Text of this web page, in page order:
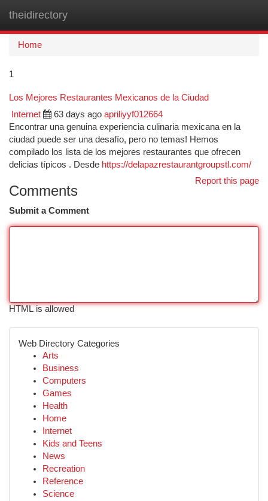
theidirectory
Home
1
Los Mejores Restaurantes Mexicanos de la Ciudad
Internet 63 days ago apriliyyf012664
Encontrar una genuina experiencia culinaria mexicana en la
ciudad puede ser una desafío, pero no temas! Hemos
compilado los lista de los mejores restaurantes que ofrecen
delicias típicos . Desde https://delapazrestaurantgroupstl.com/
Report this page
Comments
Submit a Comment
HTML is allowed
Web Directory Categories
Arts
Business
Computers
Games
Health
Home
Internet
Kids and Teens
News
Recreation
Reference
Science